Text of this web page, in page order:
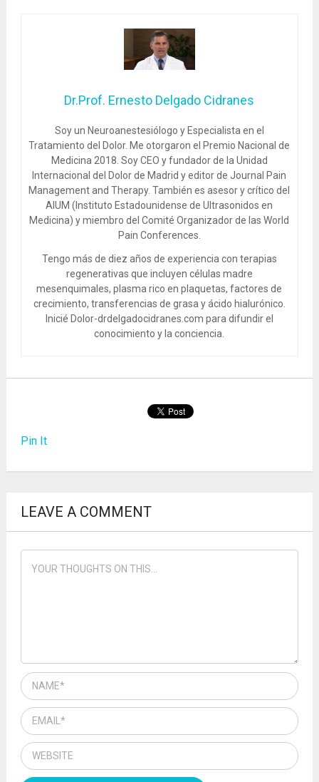
Dr.Prof. Ernesto Delgado Cidranes
Soy un Neuroanestesiólogo y Especialista en el
Tratamiento del Dolor. Me otorgaron el Premio Nacional de
Medicina 2018. Soy CEO y fundador de la Unidad
Internacional del Dolor de Madrid y editor de Journal Pain
Management and Therapy. También es asesor y crítico del
AIUM (Instituto Estadounidense de Ultrasonidos en
Medicina) y miembro del Comité Organizador de las World
Pain Conferences.
Tengo más de diez años de experiencia con terapias
regenerativas que incluyen células madre
mesenquimales, plasma rico en plaquetas, factores de
crecimiento, transferencias de grasa y ácido hialurónico.
Inicié Dolor-drdelgadocidranes.com para difundir el
conocimiento y la conciencia.
Pin It
LEAVE A COMMENT